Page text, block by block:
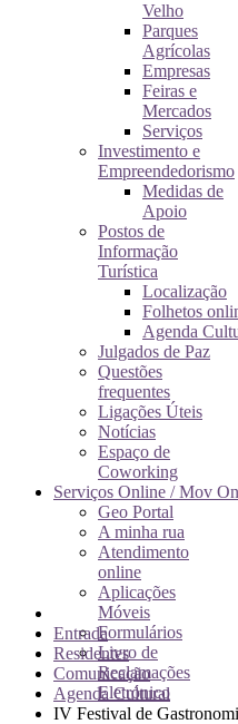
Velho
Parques
Agrícolas
Empresas
Feiras e
Mercados
Serviços
Investimento e
Empreendedorismo
Medidas de
Apoio
Postos de
Informação
Turística
Localização
Folhetos
Agenda
Julgados de Paz
Questões
frequentes
Ligações Úteis
Notícias
Espaço de
Coworking
Serviços Online / Mov On
Geo Portal
A minha rua
Atendimento
online
Aplicações
Móveis
Formulários
Livro de
Reclamações
Eletrónico
Entrada
Residentes
Comunicação
Agenda Cultural
IV Festival de